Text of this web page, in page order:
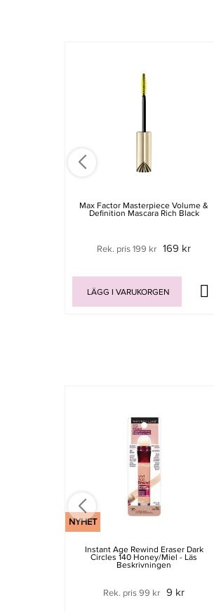
Max Factor Masterpiece Volume &
Definition Mascara Rich Black
Rek. pris 199 kr 169 kr
LÄGG I VARUKORGEN
NYHET
Instant Age Rewind Eraser Dark
Circles 140 Honey/Miel - Läs
Beskrivningen
Rek. pris 99 kr 9 kr